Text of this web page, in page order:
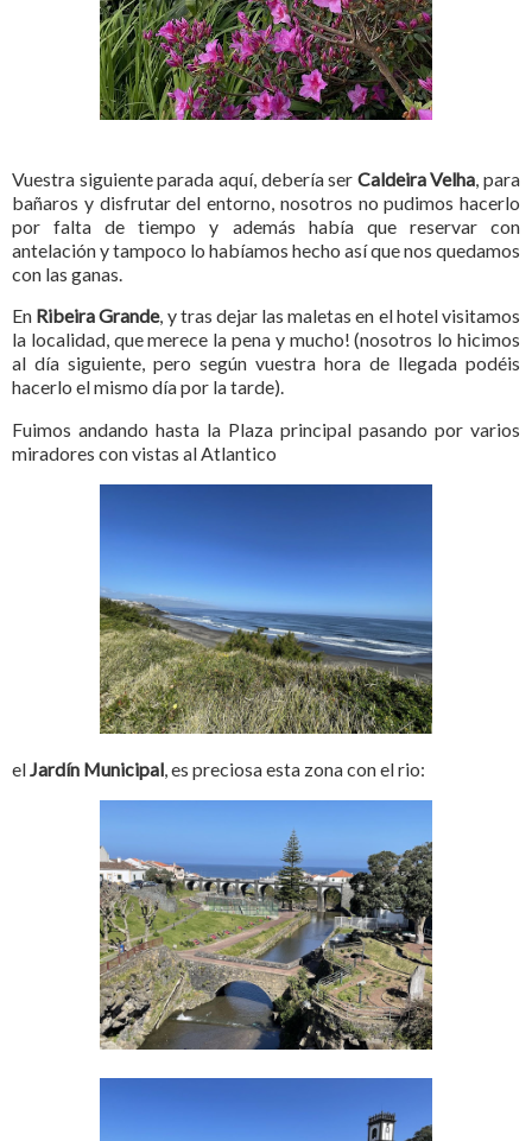
Vuestra siguiente parada aquí, debería ser Caldeira Velha , para
bañaros y disfrutar del entorno, nosotros no pudimos hacerlo
por falta de tiempo y además había que reservar con
antelación y tampoco lo habíamos hecho así que nos quedamos
con las ganas.
En Ribeira Grande, y tras dejar las maletas en el hotel visitamos
la localidad, que merece la pena y mucho! (nosotros lo hicimos
al día siguiente, pero según vuestra hora de llegada podéis
hacerlo el mismo día por la tarde).
Fuimos andando hasta la Plaza principal pasando por varios
miradores con vistas al Atlantico
elJardín Municipal, es preciosa esta zona con el rio: